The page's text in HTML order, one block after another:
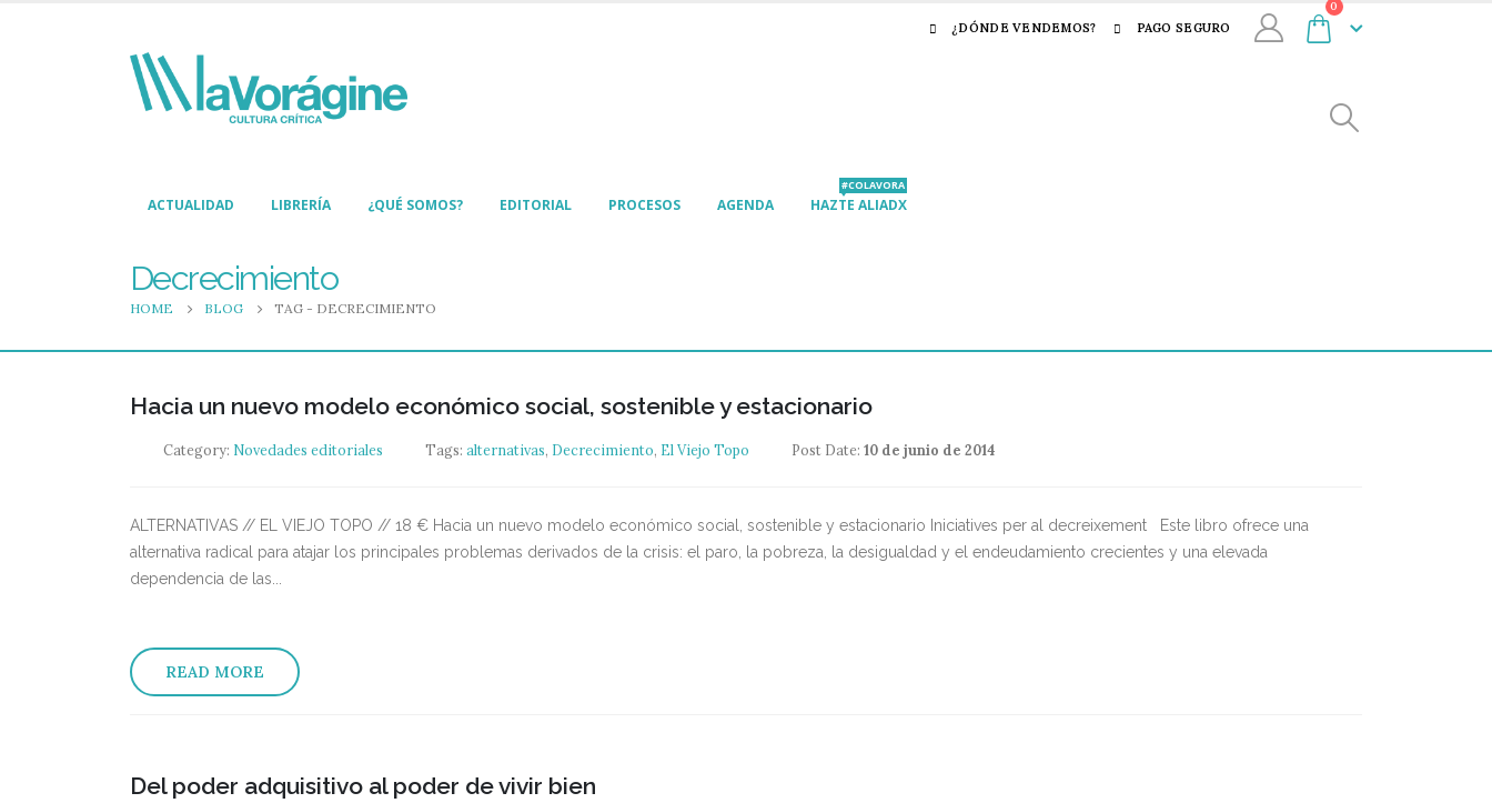
¿DÓNDE VENDEMOS? PAGO SEGURO
0
ACTUALIDAD LIBRERÍA ¿QUÉ SOMOS? EDITORIAL PROCESOS AGENDA HAZTE ALIADX
#COLAVORA
Decrecimiento
HOME BLOG TAG - DECRECIMIENTO
Hacia un nuevo modelo económico social, sostenible y estacionario
Category: Novedades editoriales Tags: alternativas, Decrecimiento, El Viejo Topo Post Date: 10 de junio de 2014
ALTERNATIVAS // EL VIEJO TOPO // 18 € Hacia un nuevo modelo económico social, sostenible y estacionario Iniciatives per al decreixement
Este libro ofrece una
alternativa radical para atajar los principales problemas derivados de la crisis: el paro, la pobreza, la desigualdad y el endeudamiento crecientes y una elevada
dependencia de las...
READ MORE
Del poder adquisitivo al poder de vivir bien